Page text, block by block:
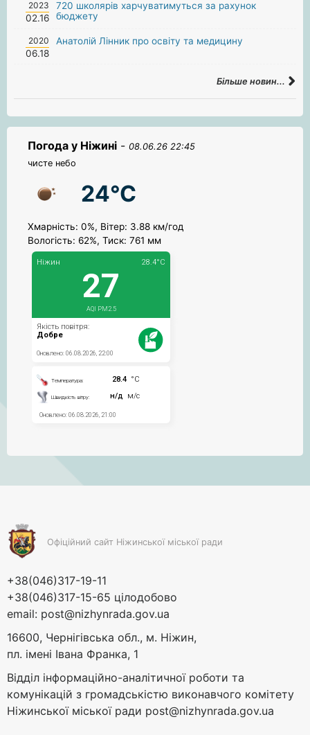
2023
02.16
720 школярів харчуватимуться за рахунок
бюджету
2020
06.18
Анатолій Лінник про освіту та медицину
Більше новин...
Погода у Ніжині - 08.06.26 22:45
чисте небо
24°C
Хмарність: 0%, Вітер: 3.88 км/год
Вологість: 62%, Тиск: 761 мм
Офіційний сайт Ніжинської міської ради
+38(046)317-19-11
+38(046)317-15-65 цілодобово
email: post@nizhynrada.gov.ua
16600, Чернігівська обл., м. Ніжин,
пл. імені Івана Франка, 1
Відділ інформаційно-аналітичної роботи та
комунікацій з громадськістю виконавчого комітету
Ніжинської міської ради post@nizhynrada.gov.ua